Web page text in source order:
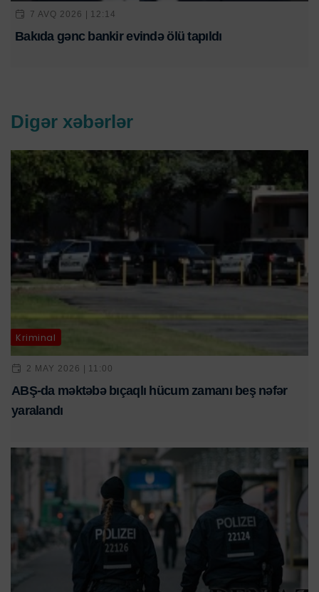
7 AVQ 2026 | 12:14
Bakıda gənc bankir evində ölü tapıldı
Digər xəbərlər
Kriminal
2 MAY 2026 | 11:00
ABŞ-da məktəbə bıçaqlı hücum zamanı beş nəfər
yaralandı